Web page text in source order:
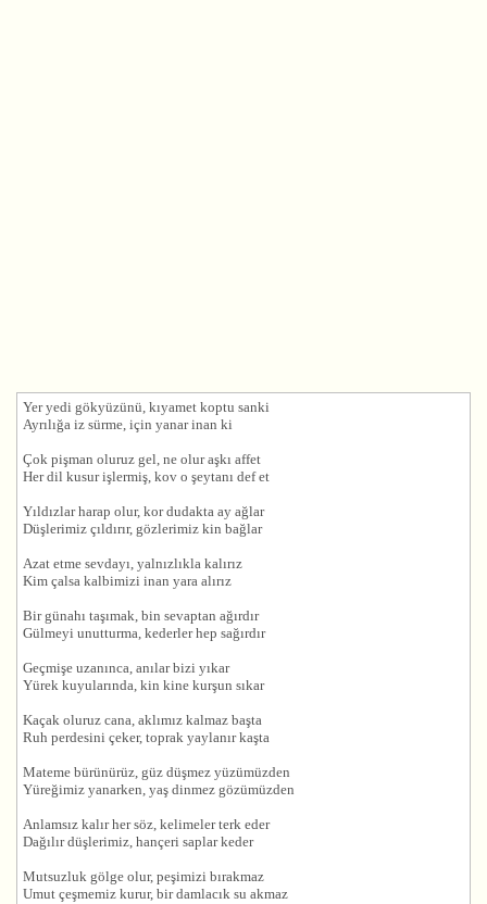
Yer yedi gökyüzünü, kıyamet koptu sanki
Ayrılığa iz sürme, için yanar inan ki
Çok pişman oluruz gel, ne oluraşkı affet
Her dil kusur işlermiş, kov o şeytanı def et
Yıldızlar harap olur, kor dudakta ay ağlar
Düşlerimiz çıldırır, gözlerimiz kin bağlar
Azat etme sevdayı, yalnızlıkla kalırız
Kim çalsa kalbimizi inan yara alırız
Bir günahı taşımak, bin sevaptan ağırdır
Gülmeyi unutturma, kederler hep sağırdır
Geçmişe uzanınca, anılar bizi yıkar
Yürek kuyularında, kin kine kurşun sıkar
Kaçak oluruz cana, aklımız kalmaz başta
Ruh perdesini çeker, toprak yaylanır kaşta
Mateme bürünürüz, güz düşmez yüzümüzden
Yüreğimiz yanarken, yaş dinmez gözümüzden
Anlamsız kalır her söz, kelimeler terk eder
Dağılır düşlerimiz, hançeri saplar keder
Mutsuzluk gölge olur, peşimizi bırakmaz
Umut çeşmemiz kurur, bir damlacık su akmaz